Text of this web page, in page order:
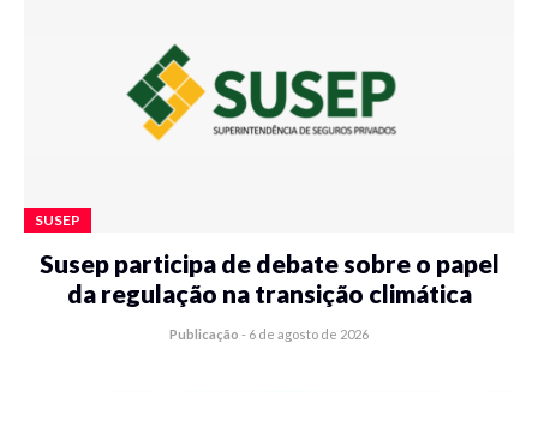
SUSEP
Susep participa de debate sobre o papel
da regulação na transição climática
Publicação - 6 de agosto de 2026